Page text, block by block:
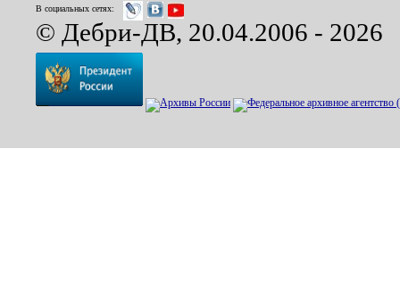
В социальных сетях:
© Дебри-ДВ, 20.04.2006 - 2026